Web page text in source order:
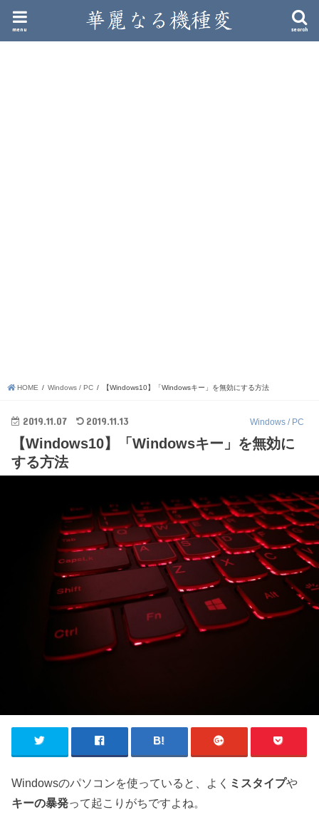
search
menu
HOME Windows / PC 【Windows10】「Windowsキー」を無効にする方法
Windows / PC
2019.11.07 2019.11.13
【Windows10】「Windowsキー」を無効に
する方法
Windowsのパソコンを使っていると、よく ミスタイプや
キーの暴発って起こりがちですよね。